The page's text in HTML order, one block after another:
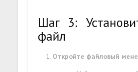
Шаг 3:
файл
Откройте файловый